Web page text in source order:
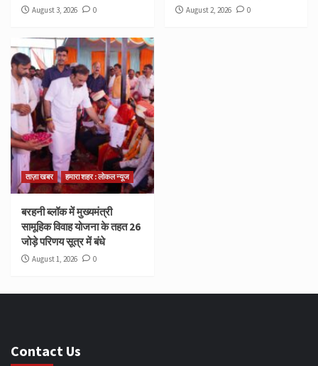
August 3, 2026 0 August 2, 2026 0
ताज़ा खबर हमारा शहर : लोकल न्यूज
बरहनी ब्लॉक में मुख्यमंत्री
सामूहिक विवाह योजना के तहत 26
जोड़े परिणय सूत्र में बंधे
August 1, 2026 0
Contact Us